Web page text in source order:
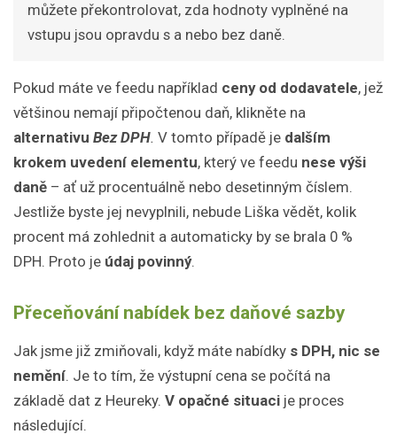
můžete překontrolovat, zda hodnoty vyplněné na
vstupu jsou opravdu s a nebo bez daně.
Pokud máte ve feedu například ceny od dodavatele, jež
většinou nemají připočtenou daň, klikněte na
alternativu Bez DPH. V tomto případě je dalším
krokem uvedení elementu, který ve feedu nese výši
daně – ať už procentuálně nebo desetinným číslem.
Jestliže byste jej nevyplnili, nebude Liška vědět, kolik
procent má zohlednit a automaticky by se brala 0 %
DPH. Proto je údaj povinný.
Přeceňování nabídek bez daňové sazby
Jak jsme již zmiňovali, když máte nabídky s DPH, nic se
nemění. Je to tím, že výstupní cena se počítá na
základě dat z Heureky. V opačné situaci je proces
následující.